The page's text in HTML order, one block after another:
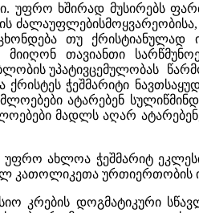
უფრო ხშირად მუსირებს
თუ ქრისტიანულად
თავიანთი
უპატივცემულობას
ჭეშმარიტი
ატარებენ
მადლს აღარ
ახლოა ჭეშმარიტ
კათოლიკეთა ურთიერთობის
კრების დოგმატიკური